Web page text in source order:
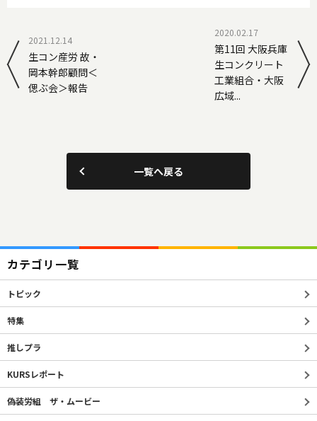
2021.12.14
生コン産労 故・
岡本幹郎顧問＜
偲ぶ会＞報告
2020.02.17
第11回 大阪兵庫
生コンクリート
工業組合・大阪
広域...
一覧へ戻る
カテゴリ一覧
トピック
特集
推しプラ
KURSレポート
偽装労組 ザ・ムービー